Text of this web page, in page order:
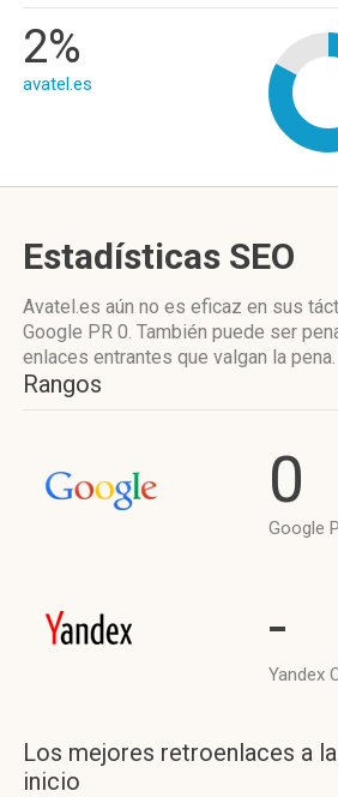
2%
avatel.es
Estadísticas SEO
Avatel.es aún no es eficaz en sus
Google PR 0. También puede ser
enlaces entrantes que valgan la pena.
Rangos
0
Google
-
Yandex
Los mejores retroenlaces a
inicio